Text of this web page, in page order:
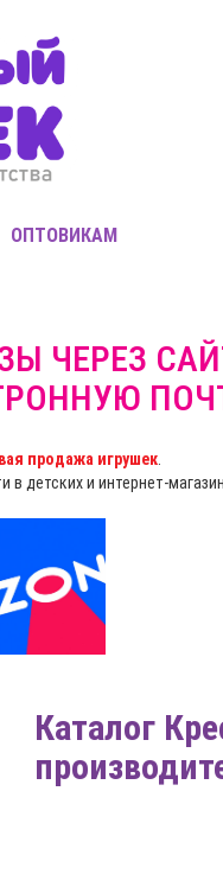
ОПТОВИКАМ
ЧЕРЕЗ
продажа игрушек
в детских и интернет-
Каталог